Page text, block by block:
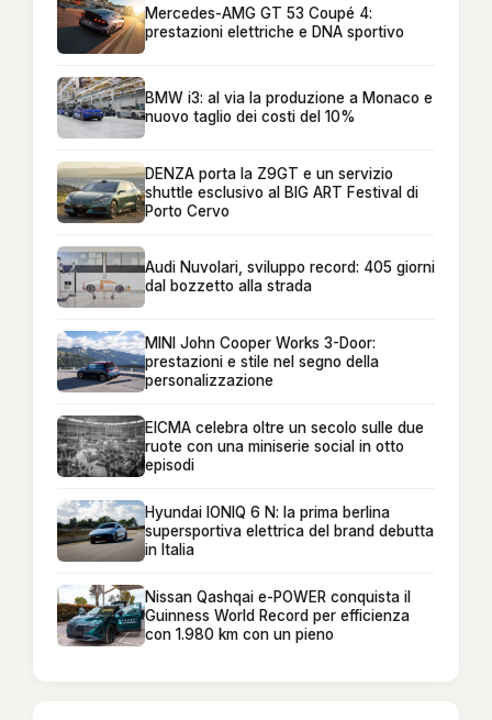
Mercedes-AMG GT 53 Coupé 4:
prestazioni elettriche e DNA sportivo
BMW i3: al via la produzione a Monaco e
nuovo taglio dei costi del 10%
DENZA porta la Z9GT e un servizio
shuttle esclusivo al BIG ART Festival di
Porto Cervo
Audi Nuvolari, sviluppo record: 405 giorni
dal bozzetto alla strada
MINI John Cooper Works 3-Door:
prestazioni e stile nel segno della
personalizzazione
EICMA celebra oltre un secolo sulle due
ruote con una miniserie social in otto
episodi
Hyundai IONIQ 6 N: la prima berlina
supersportiva elettrica del brand debutta
in Italia
Nissan Qashqai e-POWER conquista il
Guinness World Record per efficienza
con 1.980 km con un pieno